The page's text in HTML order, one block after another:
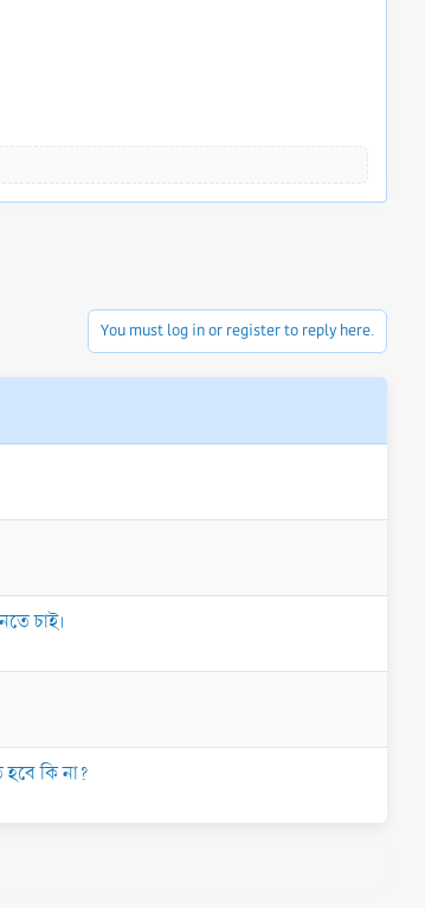
You must log in or register to reply here.
চাই।
কি না?